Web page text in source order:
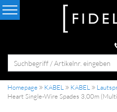
Homepage KABEL KABEL
Heart Single-Wire Spades 3,00m